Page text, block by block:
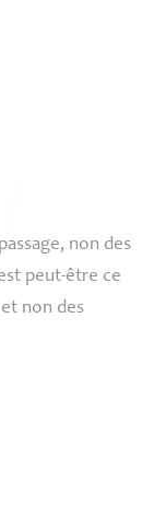
non des
peut-être ce
non des